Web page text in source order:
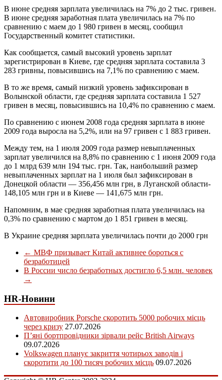
В июне средняя зарплата увеличилась на 7% до 2 тыс. гривен.
В июне средняя заработная плата увеличилась на 7% по
сравнению с маем до 1 980 гривен в месяц, сообщил
Государственный комитет статистики.
Как сообщается, самый высокий уровень зарплат
зарегистрирован в Киеве, где средняя зарплата составила 3
283 гривны, повысившись на 7,1% по сравнению с маем.
В то же время, самый низкий уровень зафиксирован в
Волынской области, где средняя зарплата составила 1 527
гривен в месяц, повысившись на 10,4% по сравнению с маем.
По сравнению с июнем 2008 года средняя зарплата в июне
2009 года выросла на 5,2%, или на 97 гривен с 1 883 гривен.
Между тем, на 1 июля 2009 года размер невыплаченных
зарплат увеличился на 8,8% по сравнению с 1 июня 2009 года
до 1 млрд 639 млн 194 тыс. грн. Так, наибольший размер
невыплаченных зарплат на 1 июля был зафиксирован в
Донецкой области — 356,456 млн грн, в Луганской области-
148,105 млн грн и в Киеве — 141,675 млн грн.
Напомним, в мае средняя заработная плата увеличилась на
0,3% по сравнению с мартом до 1 851 гривен в месяц.
В Украине средняя зарплата увеличилась почти до 2000 грн
← МВФ призывает Китай активнее бороться с
безработицей
В России число безработных достигло 6,5 млн. человек
→
HR-Новини
Автовиробник Porsche скоротить 5000 робочих місць
через кризу 27.07.2026
П’яні бортпровідники зірвали рейс British Airways
09.07.2026
Volkswagen планує закриття чотирьох заводів і
скоротити до 100 тисяч робочих місць 09.07.2026